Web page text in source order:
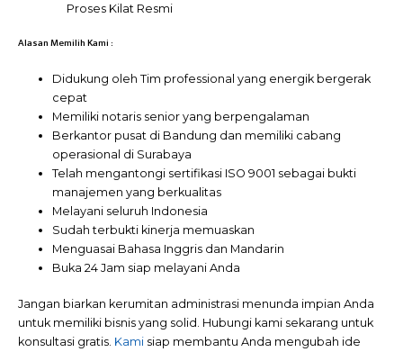
Proses Kilat Resmi
Alasan Memilih Kami :
Didukung oleh Tim professional yang energik bergerak
cepat
Memiliki notaris senior yang berpengalaman
Berkantor pusat di Bandung dan memiliki cabang
operasional di Surabaya
Telah mengantongi sertifikasi ISO 9001 sebagai bukti
manajemen yang berkualitas
Melayani seluruh Indonesia
Sudah terbukti kinerja memuaskan
Menguasai Bahasa Inggris dan Mandarin
Buka 24 Jam siap melayani Anda
Jangan biarkan kerumitan administrasi menunda impian Anda
untuk memiliki bisnis yang solid. Hubungi kami sekarang untuk
konsultasi gratis. Kami siap membantu Anda mengubah ide